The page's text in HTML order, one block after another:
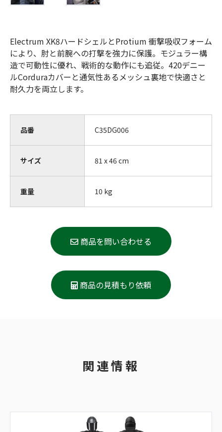
Electrum XK8ハードシェルとProtium 衝撃吸収フォーム
により、肘と前腕への打撃を強力に保護。モジュラー構
造で可動性に優れ、戦術的な動作にも追従。420デニー
ルCorduraカバーと通気性あるメッシュ裏地で快適さと
耐久力を両立します。
品番 C35DG006
サイズ 81 x 46 cm
重量 10 kg
商品を問い合わせる
商品の見積もり依頼
関連情報